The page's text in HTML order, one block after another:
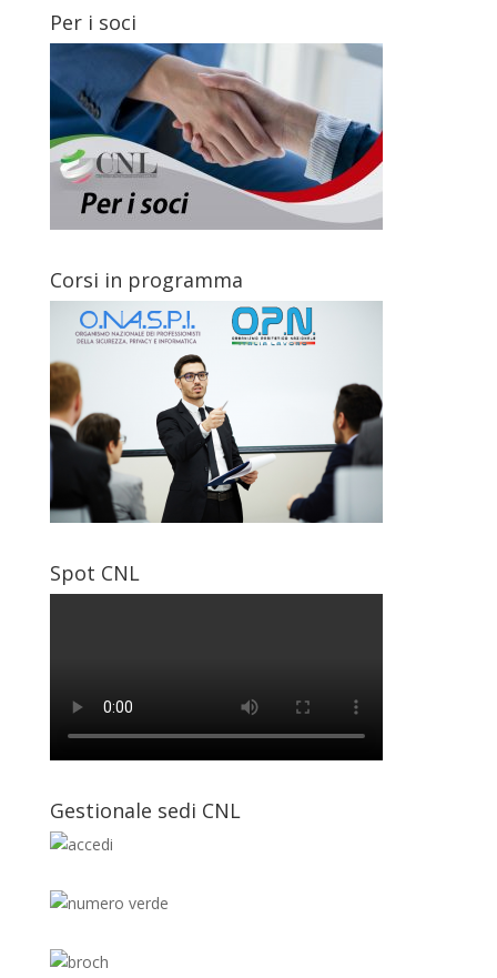
Per i soci
Corsi in programma
Spot CNL
Gestionale sedi CNL